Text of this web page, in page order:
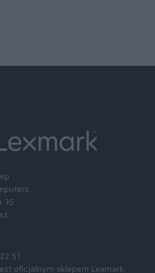
35
51
oficjalnym sklepem Lexmark.